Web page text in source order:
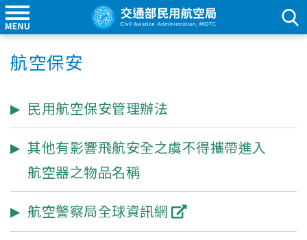
航空保安
民用航空保安管理辦法
其他有影響飛航安全之虞不得攜帶進入
航空器之物品名稱
航空警察局全球資訊網